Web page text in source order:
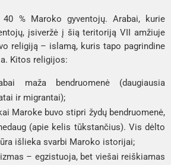
40 % Maroko gyventojų. Arabai, kurie
įsiveržė į šią teritoriją VII amžiuje
religiją – islamą, kuris tapo pagrindine
Kitos religijos:
maža bendruomenė (daugiausia
ir migrantai);
Maroke buvo stipri žydų bendruomenė,
(apie kelis tūkstančius). Vis dėlto
išlieka svarbi Maroko istorijai;
– egzistuoja, bet viešai reiškiamas